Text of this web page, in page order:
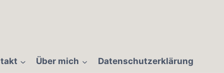
Über mich Datenschutzerklärung